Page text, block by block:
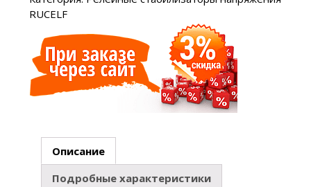
RUCELF
Описание
Подробные характеристики